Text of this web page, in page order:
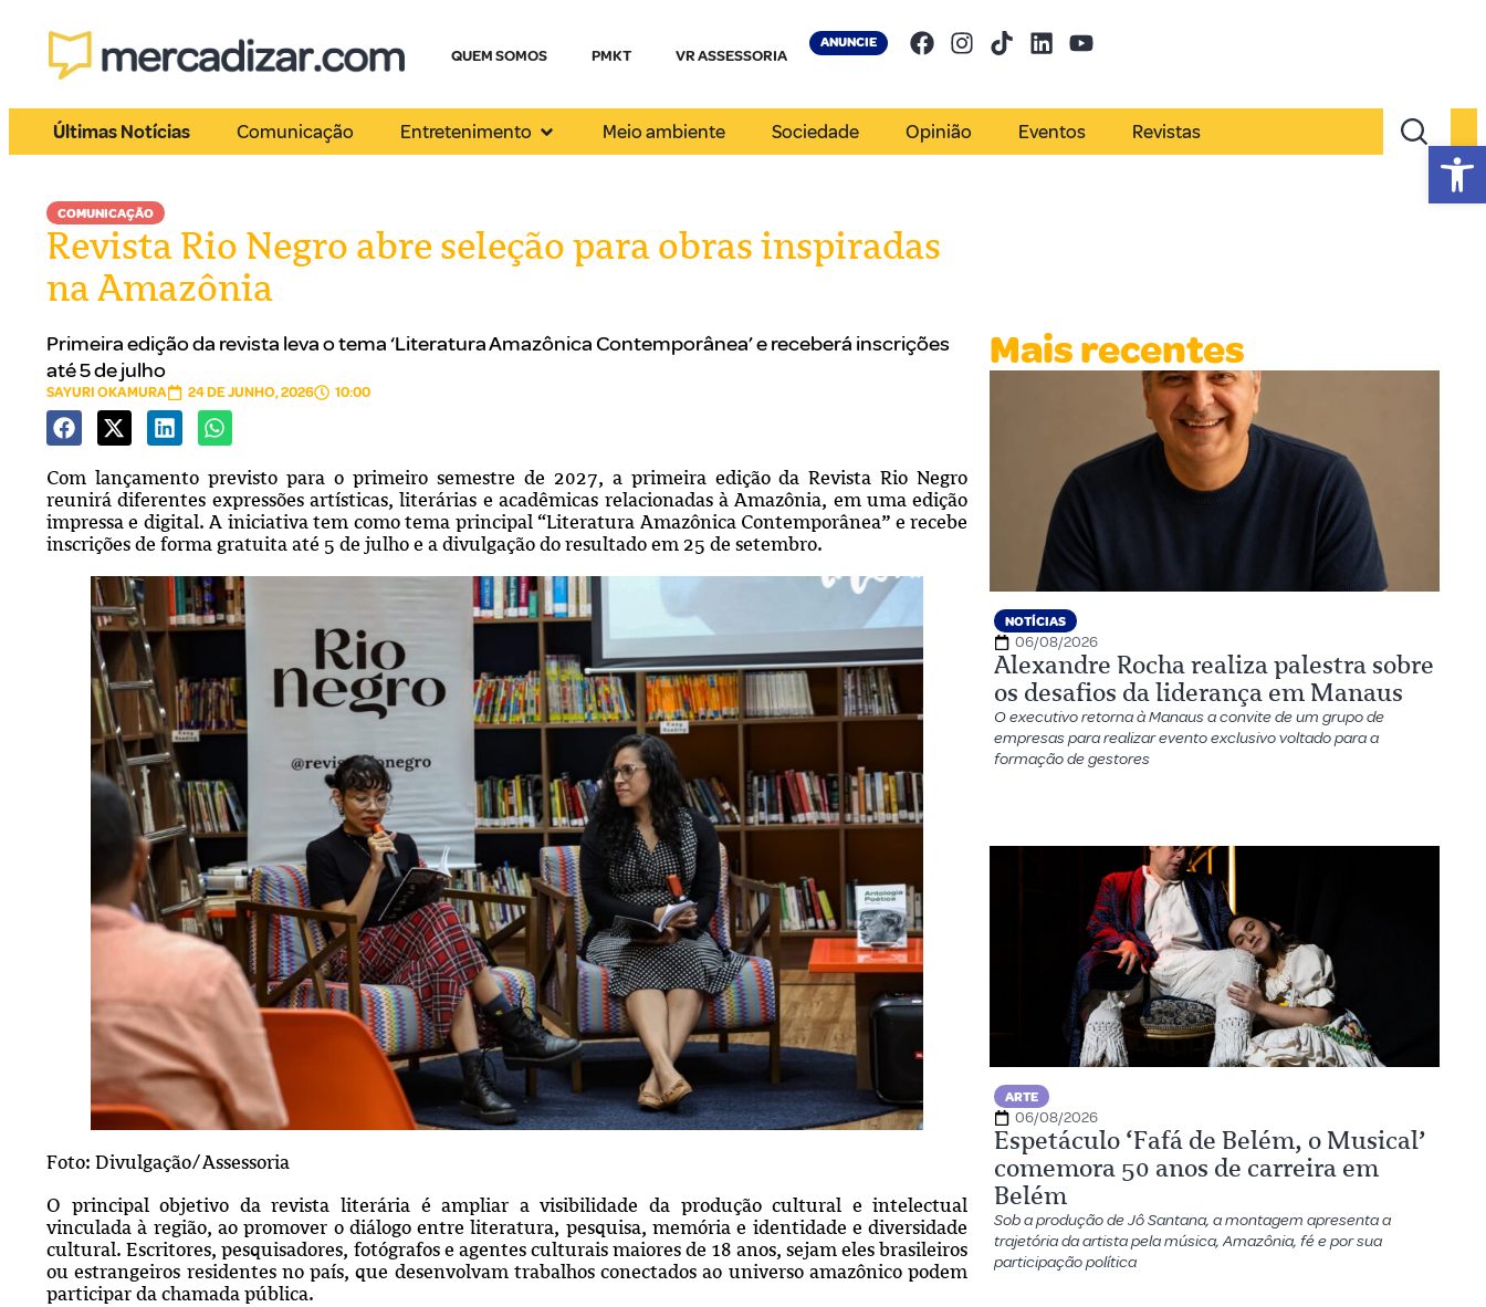
QUEM SOMOS PMKT VR ASSESSORIA
ANUNCIE
Últimas Notícias Comunicação Entretenimento Meio ambiente Sociedade Opinião Eventos Revistas
COMUNICAÇÃO
Revista Rio Negro abre seleção para obras inspiradas
na Amazônia
Primeira edição da revista leva o tema ‘Literatura Amazônica Contemporânea’ e receberá inscrições
até 5 de julho
SAYURI OKAMURA 24 DE JUNHO, 2026 10:00
Com lançamento previsto para o primeiro semestre de 2027, a primeira edição da Revista Rio Negro
reunirá diferentes expressões artísticas, literárias e acadêmicas relacionadas à Amazônia, em uma edição
impressa e digital. A iniciativa tem como tema principal “Literatura Amazônica Contemporânea” e recebe
inscrições de forma gratuita até 5 de julho e a divulgação do resultado em 25 de setembro.
Foto: Divulgação/Assessoria
O principal objetivo da revista literária é ampliar a visibilidade da produção cultural e intelectual
vinculada à região, ao promover o diálogo entre literatura, pesquisa, memória e identidade e diversidade
cultural. Escritores, pesquisadores, fotógrafos e agentes culturais maiores de 18 anos, sejam eles brasileiros
ou estrangeiros residentes no país, que desenvolvam trabalhos conectados ao universo amazônico podem
participar da chamada pública.
Mais recentes
NOTÍCIAS
06/08/2026
Alexandre Rocha realiza palestra sobre
os desafios da liderança em Manaus
O executivo retorna à Manaus a convite de um grupo de
empresas para realizar evento exclusivo voltado para a
formação de gestores
ARTE
06/08/2026
Espetáculo ‘Fafá de Belém, o Musical’
comemora 50 anos de carreira em
Belém
Sob a produção de Jô Santana, a montagem apresenta a
trajetória da artista pela música, Amazônia, fé e por sua
participação política